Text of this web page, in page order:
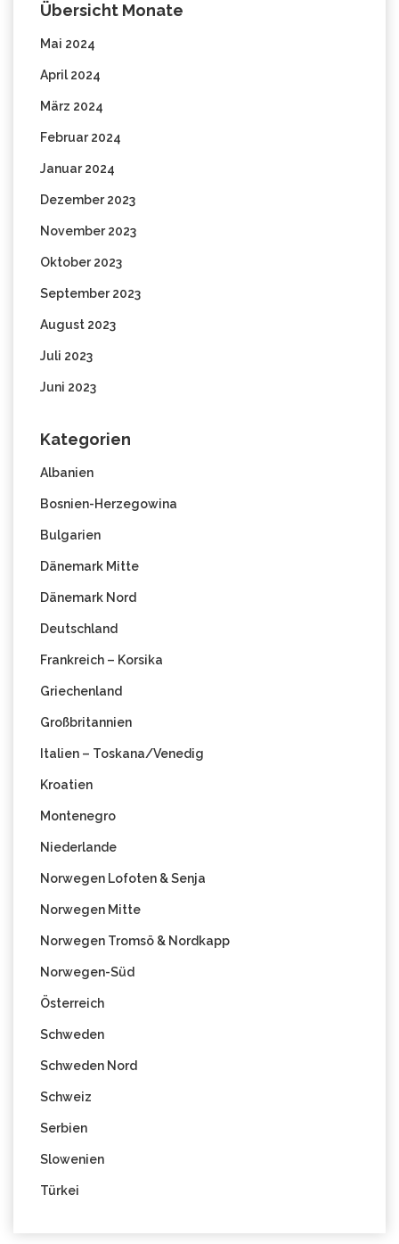
Übersicht Monate
Mai 2024
April 2024
März 2024
Februar 2024
Januar 2024
Dezember 2023
November 2023
Oktober 2023
September 2023
August 2023
Juli 2023
Juni 2023
Kategorien
Albanien
Bosnien-Herzegowina
Bulgarien
Dänemark Mitte
Dänemark Nord
Deutschland
Frankreich – Korsika
Griechenland
Großbritannien
Italien – Toskana/Venedig
Kroatien
Montenegro
Niederlande
Norwegen Lofoten & Senja
Norwegen Mitte
Norwegen Tromsö & Nordkapp
Norwegen-Süd
Österreich
Schweden
Schweden Nord
Schweiz
Serbien
Slowenien
Türkei